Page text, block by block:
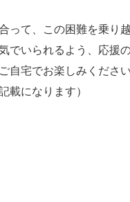
って、この困難を乗り
でいられるよう、応援
自宅でお楽しみください
載になります）